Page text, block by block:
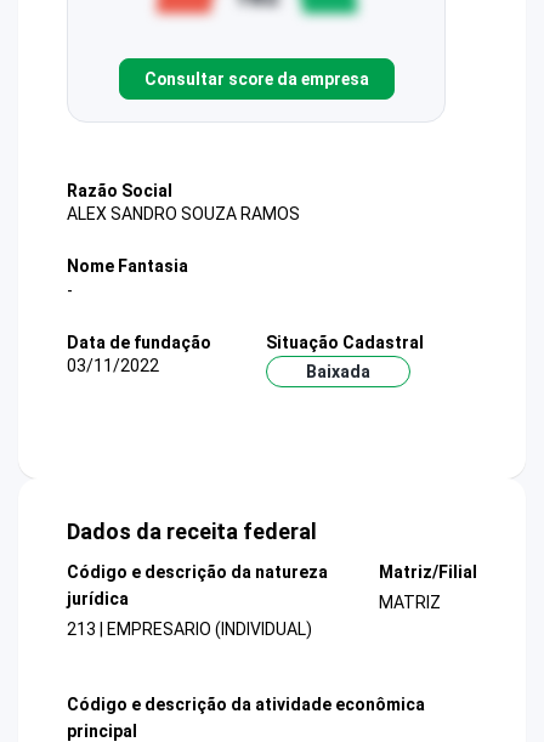
Consultar score da empresa
Razão Social
ALEX SANDRO SOUZA RAMOS
Nome Fantasia
-
Data de fundação
03/11/2022
Situação Cadastral
Baixada
Dados da receita federal
Código e descrição da natureza
jurídica
213 | EMPRESARIO (INDIVIDUAL)
Matriz/Filial
MATRIZ
Código e descrição da atividade econômica
principal